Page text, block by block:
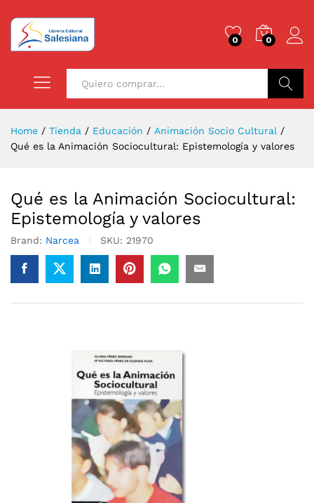
0 0
Home / Tienda / Educación / Animación Socio Cultural /
Qué es la Animación Sociocultural: Epistemología y valores
Qué es la Animación Sociocultural:
Epistemología y valores
Brand: Narcea SKU: 21970